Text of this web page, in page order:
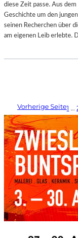
diese Zeit passe. Aus
Geschichte um den
seinen Recherchen über
am eigenen Leib erlebte.
Vorherige Seite1 …